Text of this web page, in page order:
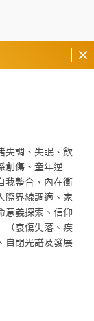
失調、失眠、飲
創傷、童年逆
我整合、內在衝
際界線調適、家
意義探索、信仰
（哀傷失落、疾
自閉光譜及發展